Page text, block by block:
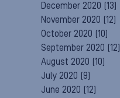
December 2020 (13)
November 2020 (12)
October 2020 (10)
September 2020 (12)
August 2020 (10)
July 2020 (9)
June 2020 (12)